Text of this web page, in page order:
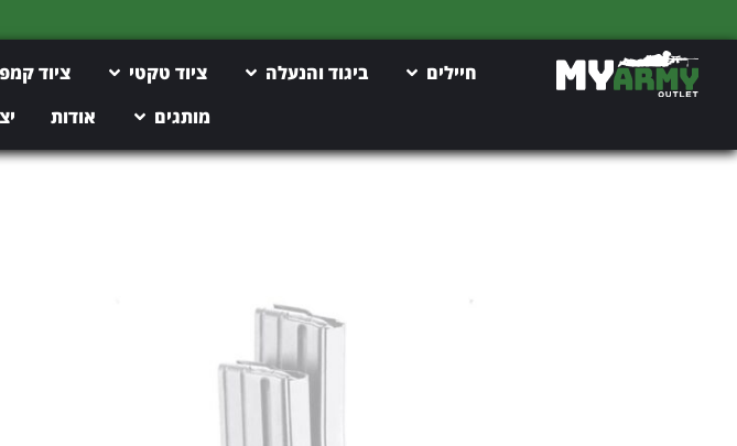
משלוח חינם מעל
חיילים ביגוד והנעלה ציוד טקטי ציוד
מותגים
אודות